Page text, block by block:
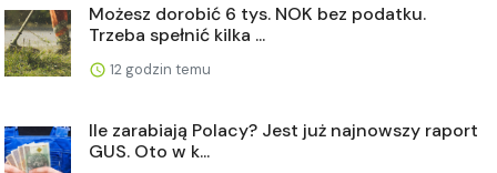
Możesz dorobić 6 tys. NOK bez podatku.
Trzeba spełnić kilka ...
12 godzin temu
Ile zarabiają Polacy? Jest już najnowszy raport
GUS. Oto w k...